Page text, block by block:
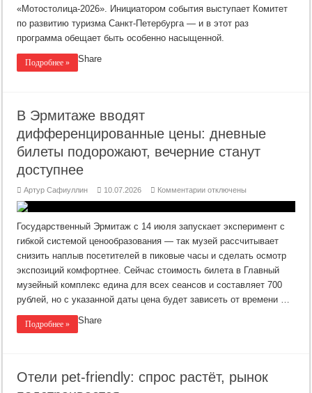
«Мотостолица‑2026». Инициатором события выступает Комитет
по развитию туризма Санкт‑Петербурга — и в этот раз
программа обещает быть особенно насыщенной.
Подробнее » Share
В Эрмитаже вводят
дифференцированные цены: дневные
билеты подорожают, вечерние станут
доступнее
Артур Сафиуллин 10.07.2026 Комментариик
Эрмитаже
дифференцированные
цены:
дневные
билеты
вечерние
доступнее
отключены
Государственный Эрмитаж с 14 июля запускает эксперимент с
гибкой системой ценообразования — так музей рассчитывает
снизить наплыв посетителей в пиковые часы и сделать осмотр
экспозиций комфортнее. Сейчас стоимость билета в Главный
музейный комплекс едина для всех сеансов и составляет 700
рублей, но с указанной даты цена будет зависеть от времени …
Подробнее » Share
Отели pet‑friendly: спрос растёт, рынок